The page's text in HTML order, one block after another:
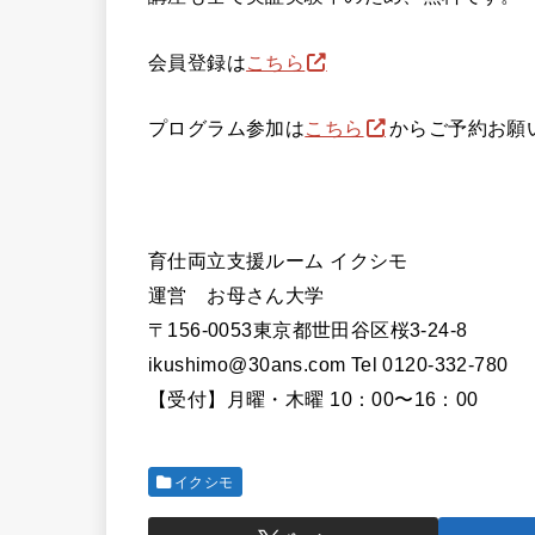
会員登録は こちら
プログラム参加はこちら からご予約お願
育仕両立支援ルーム イクシモ
運営 お母さん大学
〒156-0053東京都世田谷区桜3-24-8
ikushimo@30ans.com Tel 0120-332-780
【受付】月曜・木曜 10：00〜16：00
イクシモ